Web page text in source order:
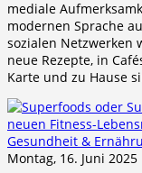
mediale
modernen Sprache
sozialen Netzwerken
neue Rezepte, in
Karte und zu Hause
Gesundheit &
Montag, 16. Juni 2025